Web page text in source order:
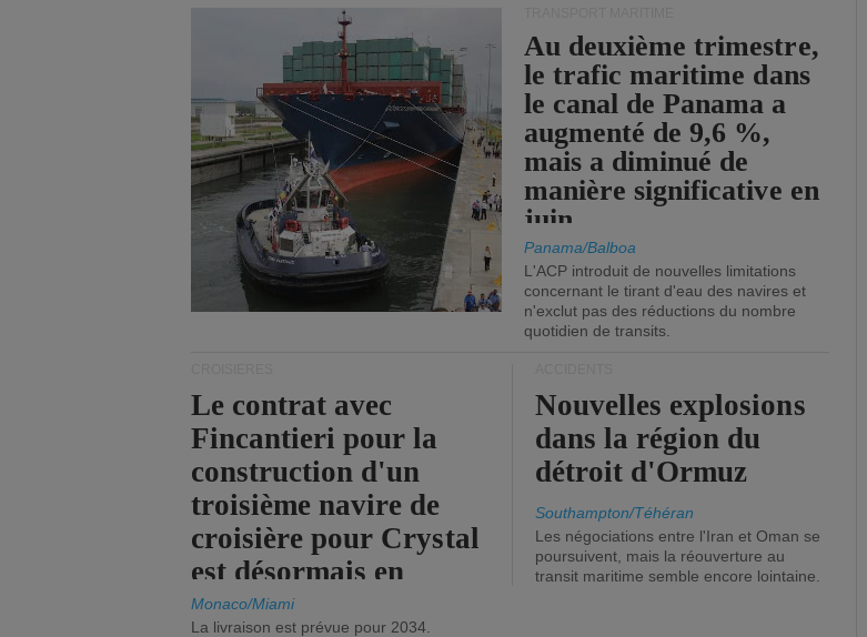
Au deuxième trimestre,
le trafic maritime dans
le canal de Panama a
augmenté de 9,6 %,
mais a diminué de
manière significative en
juin.
Panama/Balboa
L'ACP introduit de nouvelles limitations
concernant le tirant d'eau des navires et
n'exclut pas des réductions du nombre
quotidien de transits.
Le contrat avec
Fincantieri pour la
construction d'un
troisième navire de
croisière pour Crystal
est désormais en
vigueur.
Monaco/Miami
La livraison est prévue pour 2034.
Nouvelles explosions
dans la région du
détroit d'Ormuz
Southampton/Téhéran
Les négociations entre l'Iran et Oman se
poursuivent, mais la réouverture au
transit maritime semble encore lointaine.